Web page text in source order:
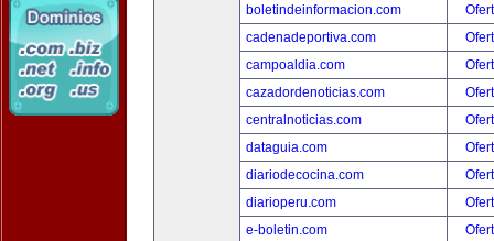
boletindeinformacion.com
cadenadeportiva.com
campoaldia.com
cazadordenoticias.com
centralnoticias.com
dataguia.com
diariodecocina.com
diarioperu.com
e-boletin.com